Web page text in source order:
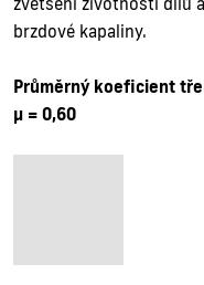
brzdové kapaliny.
Průměrný koeficient
µ = 0,60